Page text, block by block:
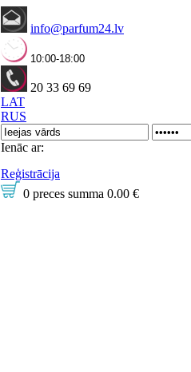
info@parfum24.lv
10:00-18:00
20 33 69 69
LAT
RUS
Ienāc ar:
Reģistrācija
0 preces summa 0.00 €